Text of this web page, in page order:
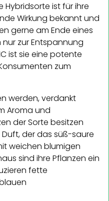
Hybridsorte ist für ihre
Wirkung bekannt und
gerne am Ende eines
zur Entspannung
ist sie eine potente
zum
werden, verdankt
Aroma und
der Sorte besitzen
der das süß-saure
weichen blumigen
sind ihre Pflanzen ein
fette